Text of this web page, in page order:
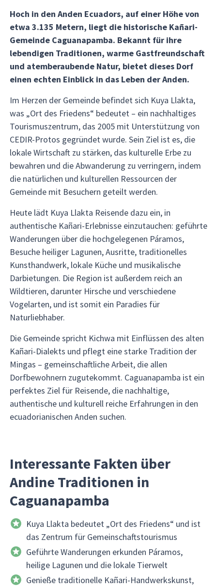
Hoch in den Anden Ecuadors, auf einer Höhe von
etwa 3.135 Metern, liegt die historische Kañari-
Gemeinde Caguanapamba. Bekannt für ihre
lebendigen Traditionen, warme Gastfreundschaft
und atemberaubende Natur, bietet dieses Dorf
einen echten Einblick in das Leben der Anden.
Im Herzen der Gemeinde befindet sich Kuya Llakta,
was „Ort des Friedens“ bedeutet – ein nachhaltiges
Tourismuszentrum, das 2005 mit Unterstützung von
CEDIR-Protos gegründet wurde. Sein Ziel ist es, die
lokale Wirtschaft zu stärken, das kulturelle Erbe zu
bewahren und die Abwanderung zu verringern, indem
die natürlichen und kulturellen Ressourcen der
Gemeinde mit Besuchern geteilt werden.
Heute lädt Kuya Llakta Reisende dazu ein, in
authentische Kañari-Erlebnisse einzutauchen: geführte
Wanderungen über die hochgelegenen Páramos,
Besuche heiliger Lagunen, Ausritte, traditionelles
Kunsthandwerk, lokale Küche und musikalische
Darbietungen. Die Region ist außerdem reich an
Wildtieren, darunter Hirsche und verschiedene
Vogelarten, und ist somit ein Paradies für
Naturliebhaber.
Die Gemeinde spricht Kichwa mit Einflüssen des alten
Kañari-Dialekts und pflegt eine starke Tradition der
Mingas – gemeinschaftliche Arbeit, die allen
Dorfbewohnern zugutekommt. Caguanapamba ist ein
perfektes Ziel für Reisende, die nachhaltige,
authentische und kulturell reiche Erfahrungen in den
ecuadorianischen Anden suchen.
Interessante Fakten über
Andine Traditionen in
Caguanapamba
Kuya Llakta bedeutet „Ort des Friedens“ und ist
das Zentrum für Gemeinschaftstourismus
Geführte Wanderungen erkunden Páramos,
heilige Lagunen und die lokale Tierwelt
Genieße traditionelle Kañari-Handwerkskunst,